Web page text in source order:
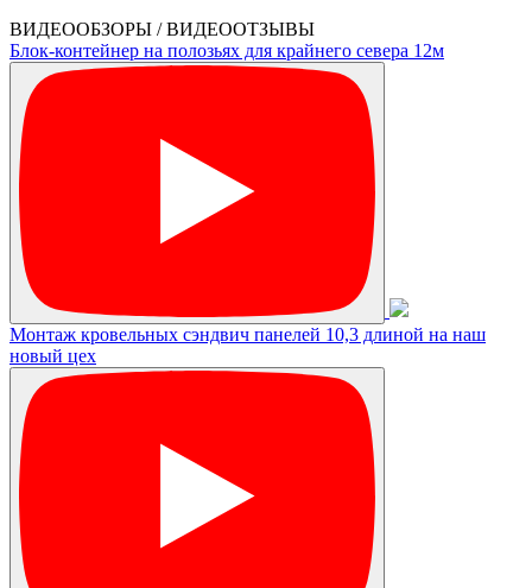
ВИДЕООБЗОРЫ / ВИДЕООТЗЫВЫ
Блок-контейнер на полозьях для крайнего севера 12м
Монтаж кровельных сэндвич панелей 10,3 длиной на наш
новый цех